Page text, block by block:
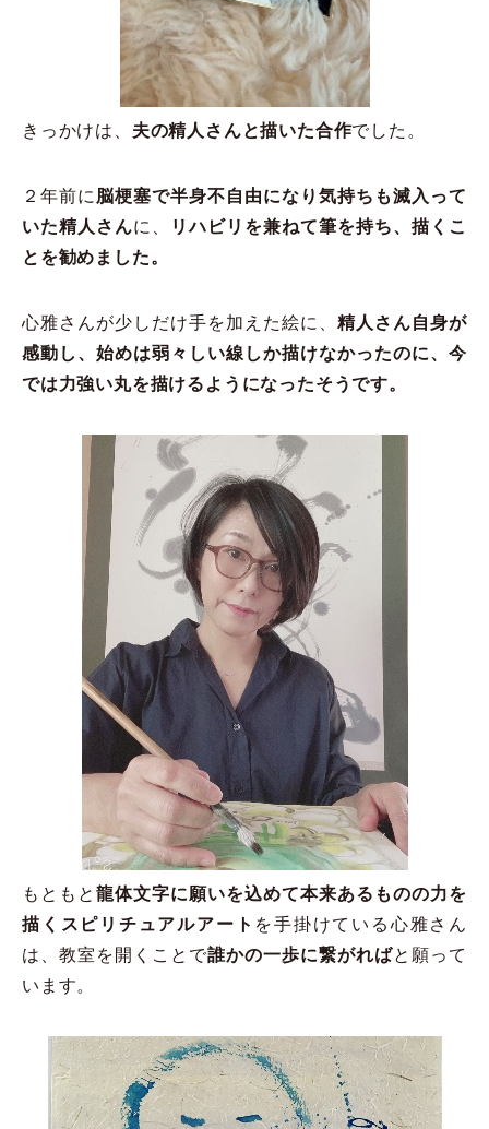
きっかけは、 夫の精人さんと描いた合作でした。
２年前に 脳梗塞で半身不自由になり気持ちも滅入って
いた精人さんに、
リハビリを兼ねて筆を持ち、描くこ
とを勧めました。
心雅さんが少しだけ手を加えた絵に、精人さん自身が
感動し、始めは弱々しい線しか描けなかったのに、今
では力強い丸を描けるようになったそうです。
もともと龍体文字に願いを込めて本来あるものの力を
描くスピリチュアルアート を手掛けている心雅さん
は、教室を開くことで誰かの一歩に繋がればと願って
います。